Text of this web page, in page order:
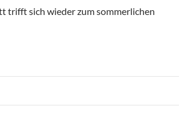
trifft sich wieder zum sommerlichen